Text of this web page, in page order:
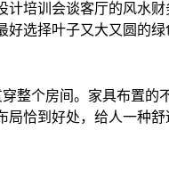
培训会谈客厅的风水
选择叶子又大又圆的
整个房间。家具布置
恰到好处，给人一种